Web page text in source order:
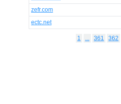
zefr.com
ectc.net
1 361 362